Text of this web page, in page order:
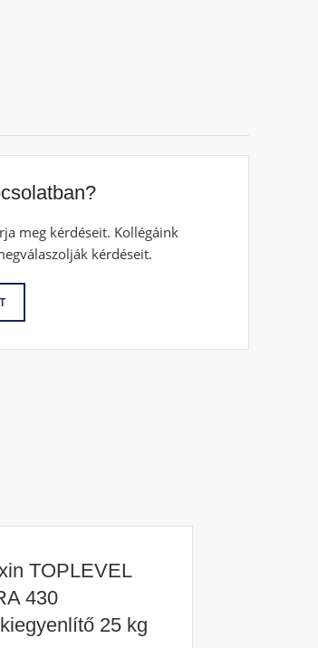
meg kérdéseit. Kollégáink
kérdéseit.
TOPLEVEL
430
25 kg